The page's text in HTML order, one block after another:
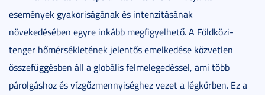
események gyakoriságának és intenzitásának
növekedésében egyre inkább megfigyelhető. A Földközi-
tenger hőmérsékletének jelentős emelkedése közvetlen
összefüggésben áll a globális felmelegedéssel, ami több
párolgáshoz és vízgőzmennyiséghez vezet a légkörben. Ez a